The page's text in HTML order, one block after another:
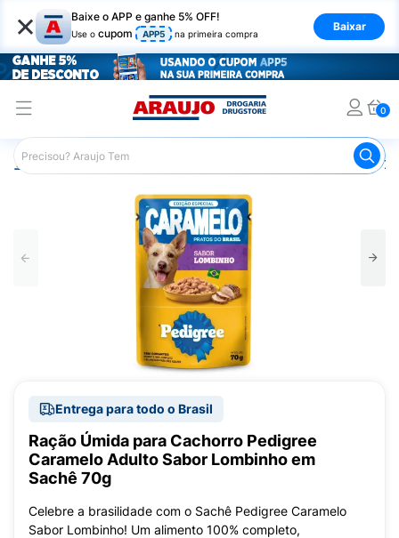
× Baixe o APP e ganhe 5% OFF!
Use o cupom APP5 na primeira compra
Baixar
0
Araujo Pet Shop Ração para Cachorro
Entrega para todo o Brasil
Ração Úmida para Cachorro Pedigree
Caramelo Adulto Sabor Lombinho em
Sachê 70g
Celebre a brasilidade com o Sachê Pedigree Caramelo
Sabor Lombinho! Um alimento 100% completo,